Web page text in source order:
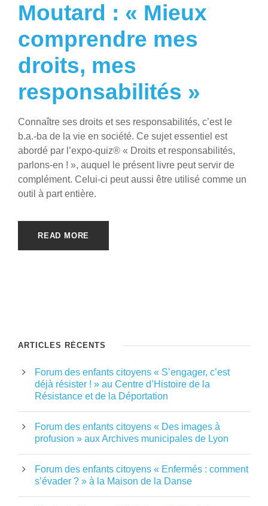
Moutard : « Mieux
comprendre mes
droits, mes
responsabilités »
Connaître ses droits et ses responsabilités, c’est le
b.a.-ba de la vie en société. Ce sujet essentiel est
abordé par l’expo-quiz® « Droits et responsabilités,
parlons-en ! », auquel le présent livre peut servir de
complément. Celui-ci peut aussi être utilisé comme un
outil à part entière.
READ MORE
ARTICLES RÉCENTS
Forum des enfants citoyens « S’engager, c’est
déjà résister ! » au Centre d’Histoire de la
Résistance et de la Déportation
Forum des enfants citoyens « Des images à
profusion » aux Archives municipales de Lyon
Forum des enfants citoyens « Enfermés : comment
s’évader ? » à la Maison de la Danse